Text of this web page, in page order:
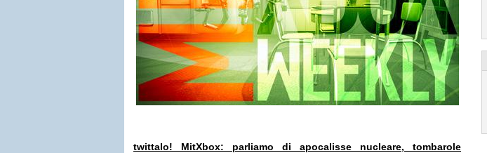
twittalo! MitXbox: parliamo di apocalisse nucleare, tombarole